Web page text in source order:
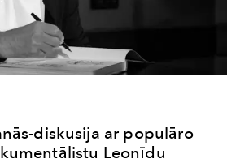
diskusija ar populāro
Leonīdu